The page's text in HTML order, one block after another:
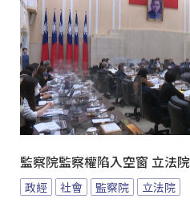
監察院監察權陷入空窗 立法
政經 社會 監察院 立法院